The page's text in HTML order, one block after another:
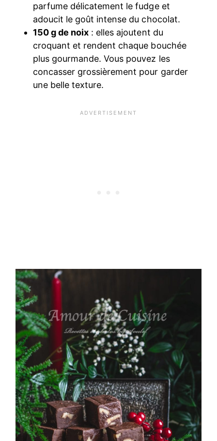
parfume délicatement le fudge et
adoucit le goût intense du chocolat.
150 g de noix : elles ajoutent du
croquant et rendent chaque bouchée
plus gourmande. Vous pouvez les
concasser grossièrement pour garder
une belle texture.